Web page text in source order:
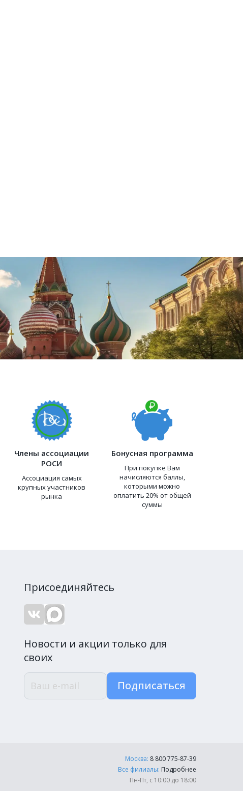
Члены ассоциации
РОСИ
Ассоциация самых
крупных участников
рынка
Бонусная программа
При покупке Вам
начисляются баллы,
которыми можно
оплатить 20% от общей
суммы
Присоединяйтесь
Новости и акции только для
своих
Подписаться
Москва: 8 800 775-87-39
Все филиалы: Подробнее
Пн-Пт, с 10:00 до 18:00